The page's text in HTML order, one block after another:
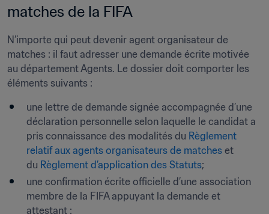
matches de la FIFA
N’importe qui peut devenir agent organisateur de
matches : il faut adresser une demande écrite motivée
au département Agents. Le dossier doit comporter les
éléments suivants :
une lettre de demande signée accompagnée d’une
déclaration personnelle selon laquelle le candidat a
pris connaissance des modalités du Règlement
relatif aux agents organisateurs de matches et
du Règlement d’application des Statuts;
une confirmation écrite officielle d’une association
membre de la FIFA appuyant la demande et
attestant :